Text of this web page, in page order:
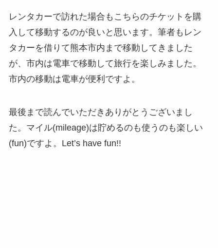
レンタカーで訪れた場合もこちらのチケットを購
入して移動するのが良いと思います。筆者もレン
タカーを借りて熊本市内まで移動してきました
が、市内は電車で移動して旅行を楽しみました。
市内の移動は電車が便利ですよ。
最後まで読んでいただきありがとうございまし
た。マイル(mileage)は貯めるのも使うのも楽しい
(fun)ですよ。Let’s have fun!!